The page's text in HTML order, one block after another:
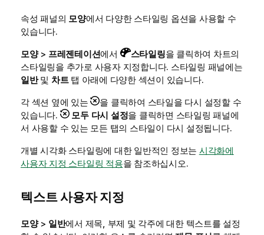
속성 패널의 모양에서 다양한 스타일링 옵션을 사용할 수
있습니다.
모양> 프레젠테이션에서 스타일링을 클릭하여 차트의
스타일링을 추가로 사용자 지정합니다. 스타일링 패널에는
일반및 차트탭 아래에 다양한 섹션이 있습니다.
각 섹션 옆에 있는
을 클릭하여 스타일을 다시 설정할 수
있습니다.
모두 다시 설정을 클릭하면 스타일링 패널에
서 사용할 수 있는 모든 탭의 스타일이 다시 설정됩니다.
개별 시각화 스타일링에 대한 일반적인 정보는 시각화에
사용자 지정 스타일링 적용을 참조하십시오.
텍스트 사용자 지정
모양> 일반에서 제목, 부제 및 각주에 대한 텍스트를 설정